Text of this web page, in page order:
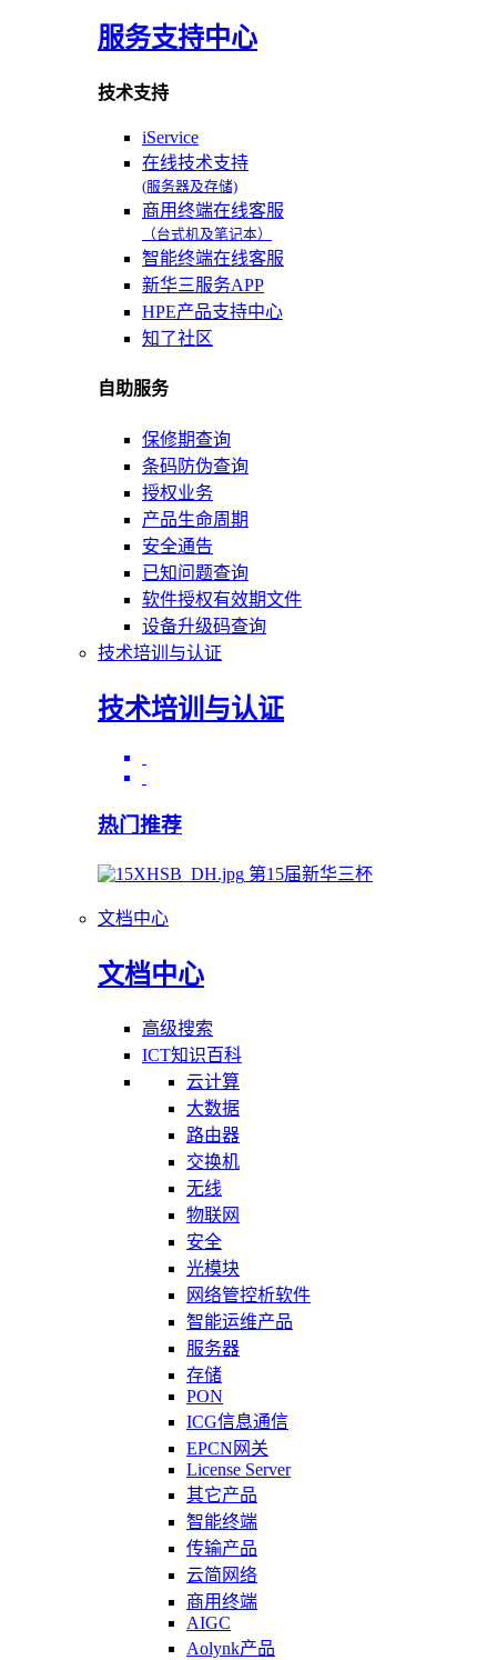
服务支持中心
技术支持
iService
在线技术支持
(服务器及存储)
商用终端在线客服
（台式机及笔记本）
智能终端在线客服
新华三服务APP
HPE产品支持中心
知了社区
自助服务
保修期查询
条码防伪查询
授权业务
产品生命周期
安全通告
已知问题查询
软件授权有效期文件
设备升级码查询
技术培训与认证
技术培训与认证
热门推荐
第15届新华三杯
文档中心
文档中心
高级搜索
ICT知识百科
云计算
大数据
路由器
交换机
无线
物联网
安全
光模块
网络管控析软件
智能运维产品
服务器
存储
PON
ICG信息通信
EPCN网关
License Server
其它产品
智能终端
传输产品
云简网络
商用终端
AIGC
Aolynk产品